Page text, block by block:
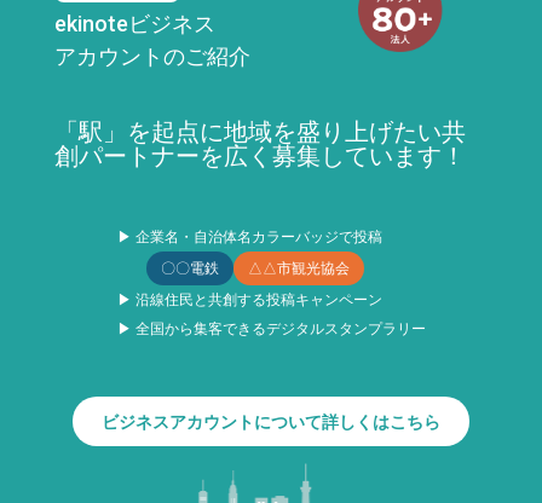
ekinoteビジネス
アカウントのご紹介
「駅」を起点に地域を盛り上げたい共
創パートナーを広く募集しています！
▶ 企業名・自治体名カラーバッジで投稿
〇〇電鉄
△△市観光協会
▶ 沿線住民と共創する投稿キャンペーン
▶ 全国から集客できるデジタルスタンプラリー
ビジネスアカウントについて詳しくはこちら